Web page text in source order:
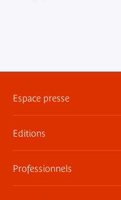
Espace presse
Dossiers, communiqués,
Contact presse
Editions
Les publications du
Professionnels